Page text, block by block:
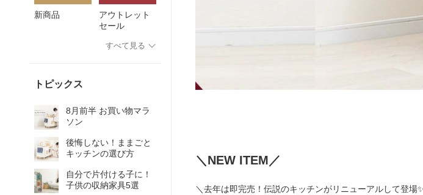
新商品
アウトレット
セール
すべて見る
トピックス
8月前半 お買い物マラ
ソン
後悔しない！ままごと
キッチンの選び方
自分で片付ける子に！
子供の収納家具5選
＼NEW ITEM／
＼去年は即完売！伝説のキッチンがリニューアルして登